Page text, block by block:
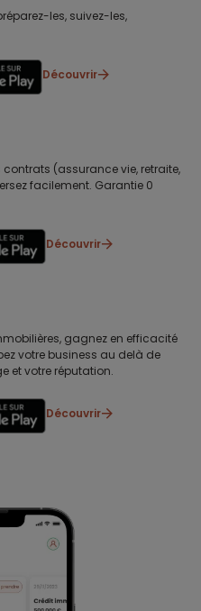
les, suivez-les,
Découvrir
(assurance vie, retraite,
facilement. Garantie 0
Découvrir
gagnez en efficacité
votre business au delà de
et votre réputation.
Découvrir